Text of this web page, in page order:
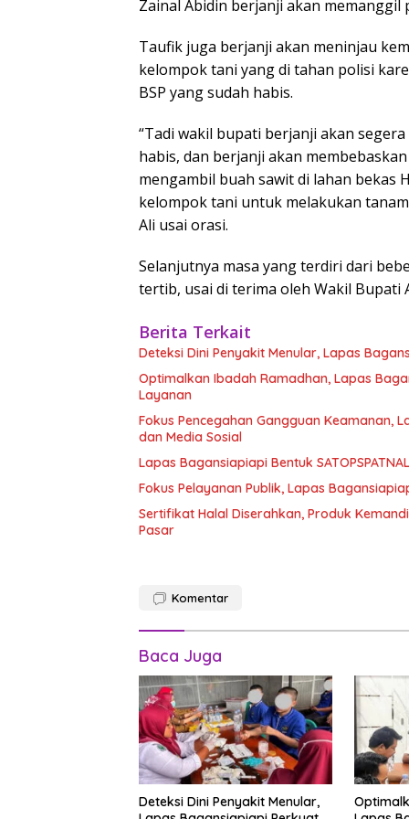
Zainal Abidin berjanji akan memanggil
Taufik juga berjanji akan meninjau
kelompok tani yang di tahan polisi
BSP yang sudah habis.
“Tadi wakil bupati berjanji akan
habis, dan berjanji akan
mengambil buah sawit di lahan bekas
kelompok tani untuk melakukan
Ali usai orasi.
Selanjutnya masa yang terdiri dari
tertib, usai di terima oleh Wakil Bupati
Berita Terkait
Deteksi Dini Penyakit Menular, Lapas
Optimalkan Ibadah Ramadhan, Lapas
Layanan
Fokus Pencegahan Gangguan Keamanan,
dan Media Sosial
Lapas Bagansiapiapi Bentuk
Fokus Pelayanan Publik, Lapas
Sertifikat Halal Diserahkan, Produk
Pasar
Komentar
Baca Juga
Deteksi Dini Penyakit Menular,